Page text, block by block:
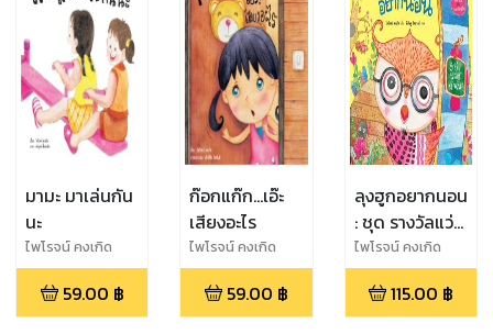
มามะ มาเล่นกัน
นะ
ไพโรจน์ คงเกิด
59.00 ฿
ก๊อกแก๊ก...เอ๊ะ
เสียงอะไร
ไพโรจน์ คงเกิด
59.00 ฿
ลุงฮูกอยากนอน
: ชุด รางวัลแว่น
แก้ว ครั้งที่ 10
ไพโรจน์ คงเกิด
115.00 ฿